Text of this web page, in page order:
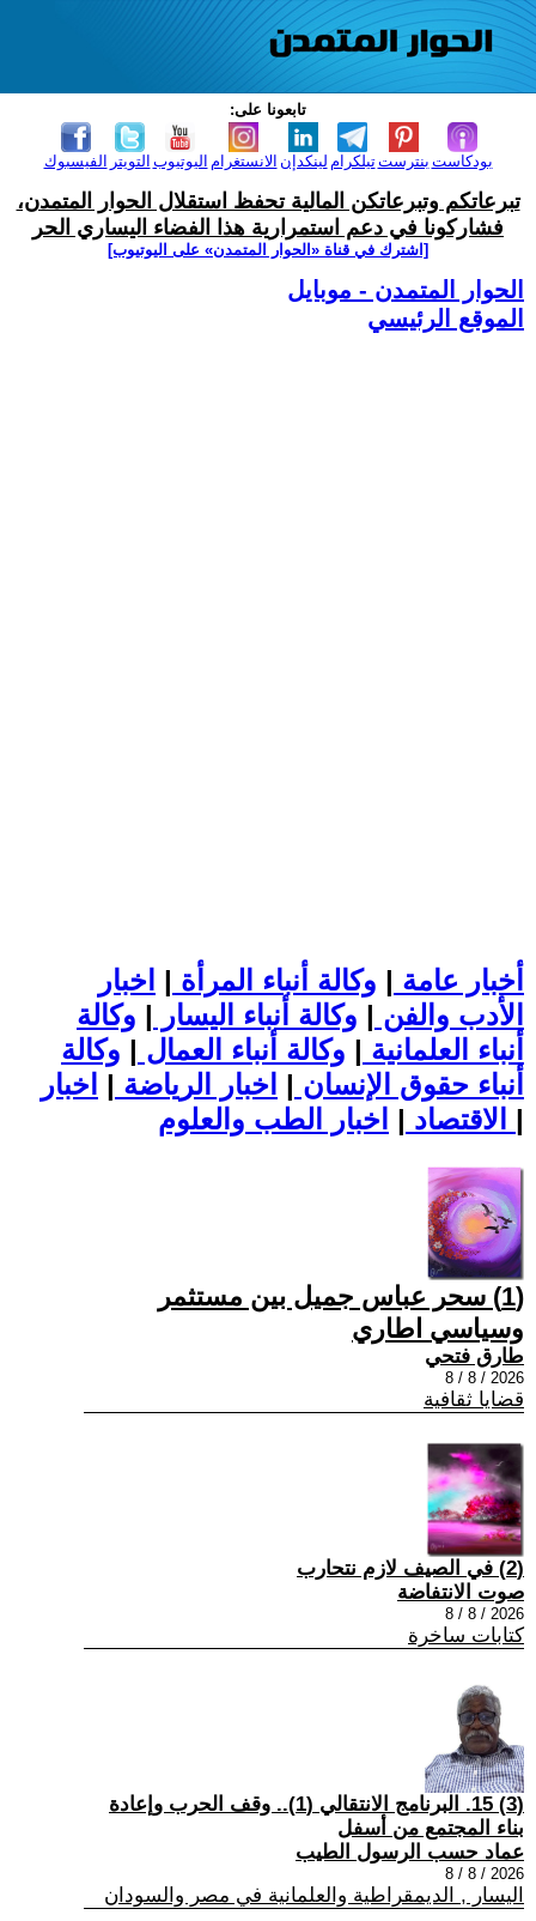
تابعونا على:
الفيسبوك التويتر اليوتيوب الانستغرام لينكدإن تيلكرامبنترست بودكاست
تبرعاتكم وتبرعاتكن المالية تحفظ استقلال الحوار المتمدن،
فشاركونا في دعم استمرارية هذا الفضاء اليساري الحر
[اشترك في قناة ‫«الحوار المتمدن» على اليوتيوب]
الحوار المتمدن - موبايل
الموقع الرئيسي
أخبار عامة | وكالة أنباء المرأة | اخبار
الأدب والفن | وكالة أنباء اليسار | وكالة
أنباء العلمانية | وكالة أنباء العمال | وكالة
أنباء حقوق الإنسان | اخبار الرياضة | اخبار
الاقتصاد | |
(1) سحر عباس جميل بين مستثمر
وسياسي اطاري
طارق فتحي
2026 / 8 / 8
قضايا ثقافية
(2) في الصيف لازم نتحارب
صوت الانتفاضة
2026 / 8 / 8
كتابات ساخرة
(3) 15. البرنامج الانتقالي (1).. وقف الحرب وإعادة
بناء المجتمع من أسفل
عماد حسب الرسول الطيب
2026 / 8 / 8
اليسار , الديمقراطية والعلمانية في مصر والسودان